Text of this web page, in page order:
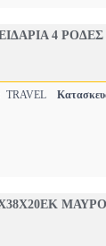
4
TRAVEL
ΜΑΥΡΟ